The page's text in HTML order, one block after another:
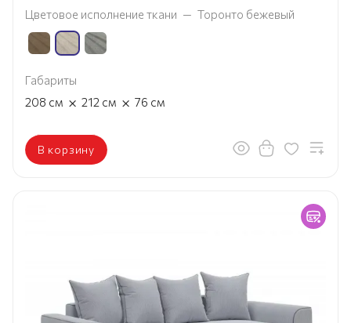
Цветовое исполнение ткани — Торонто бежевый
Габариты
208 см × 212 см × 76 см
В корзину